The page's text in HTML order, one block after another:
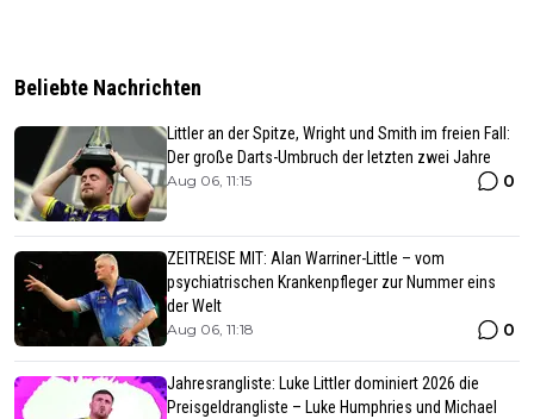
Beliebte Nachrichten
Littler an der Spitze, Wright und Smith im freien Fall:
Der große Darts-Umbruch der letzten zwei Jahre
Aug 06, 11:15 0
ZEITREISE MIT: Alan Warriner-Little – vom
psychiatrischen Krankenpfleger zur Nummer eins
der Welt
Aug 06, 11:18 0
Jahresrangliste: Luke Littler dominiert 2026 die
Preisgeldrangliste – Luke Humphries und Michael